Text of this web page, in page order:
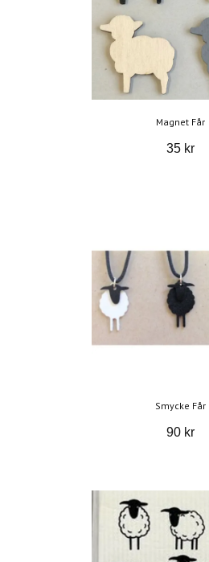
Magnet Får
35 kr
Smycke Får
90 kr